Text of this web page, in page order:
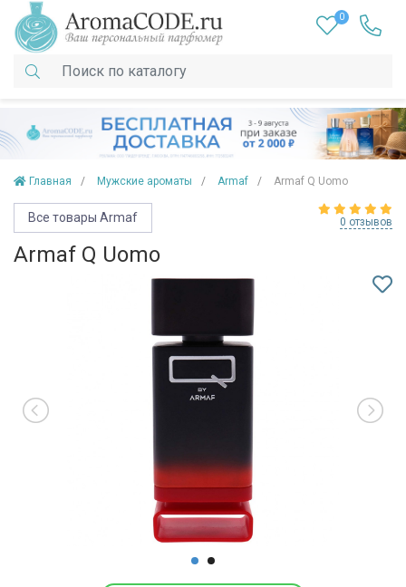
0
Главная Мужские ароматы Armaf Armaf Q Uomo
Все товары Armaf 0 отзывов
Armaf Q Uomo